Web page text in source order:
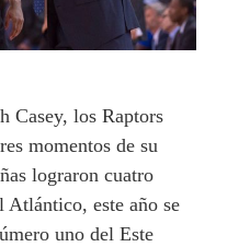
Casey, los Raptors
momentos de su
lograron cuatro
este año se
uno del Este